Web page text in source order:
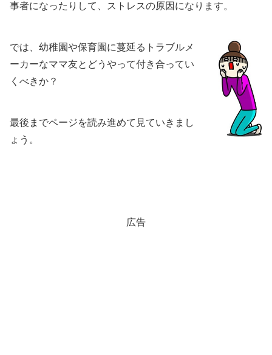
事者になったりして、ストレスの原因になります。
では、幼稚園や保育園に蔓延るトラブルメ
ーカーなママ友とどうやって付き合ってい
くべきか？
最後までページを読み進めて見ていきまし
ょう。
広告